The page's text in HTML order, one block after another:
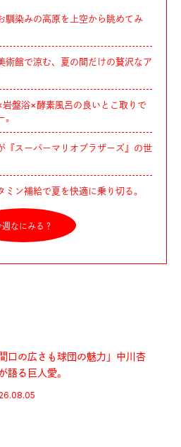
馴染みの高原を上空から眺めてみ
術館で涼む、夏の間だけの贅沢なア
岩盤浴×酵素風呂の良いとこ取りで
『スーパーマリオブラザーズ』の世
ミン補給で夏を快適に乗り切る。
週なにみる？
間口の広さも球団の魅力」中川杏
語る巨人愛。